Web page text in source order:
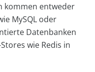
kommen entweder
MySQL oder
Datenbanken
wie Redis in